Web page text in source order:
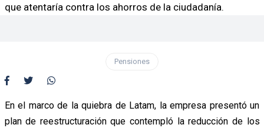
que atentaría contra los ahorros de la ciudadanía.
Pensiones
En el marco de la quiebra de Latam, la empresa presentó un
plan de reestructuración que contempló la reducción de los